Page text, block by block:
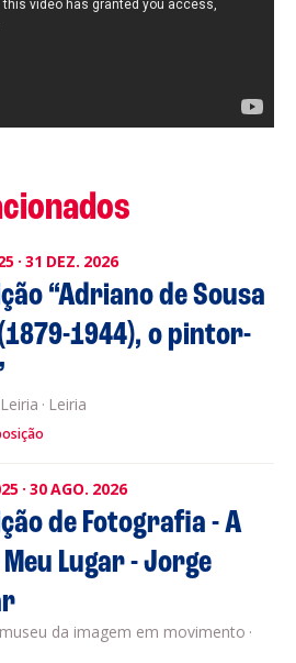
· 31 DEZ. 2026
“Adriano de Sousa
1944), o pintor-
· Leiria
· 30AGO. 2026
de Fotografia - A
Meu Lugar - Jorge
da imagem em movimento ·